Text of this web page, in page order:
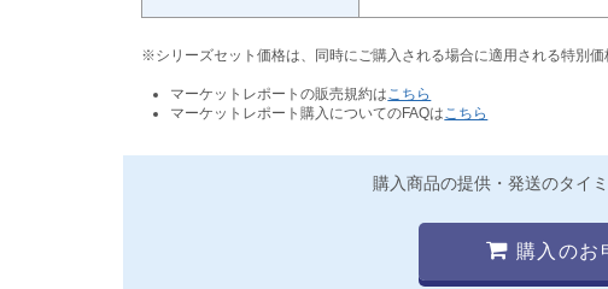
※シリーズセット価格は、同時にご購入される場合に適用される特別価
マーケットレポートの販売規約は こちら
マーケットレポート購入についてのFAQは こちら
購入商品の提供・発送のタイ
購入のお